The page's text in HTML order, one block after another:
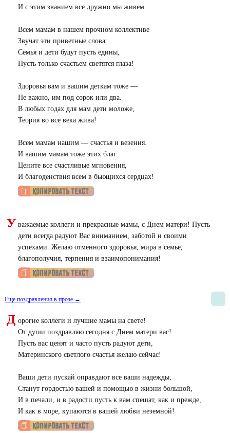
И с этим званием все дружно мы живем.
Всем мамам в нашем прочном коллективе
Звучат эти приветные слова:
Семья и дети будут пусть едины,
Пусть только счастьем светятся глаза!
Здоровья вам и вашим деткам тоже —
Не важно, им под сорок или два.
В любых годах для мам дети моложе,
Теория во все века жива!
Всем мамам нашим — счастья и везения.
И вашим мамам тоже этих благ.
Цените все счастливые мгновения,
И благоденствия всем в бьющихся сердцах!
У важаемые коллеги и прекрасные мамы, с Днем матери! Пусть
дети всегда радуют Вас вниманием, заботой и своими
успехами. Желаю отменного здоровья, мира в семье,
благополучия, терпения и взаимопонимания!
Еще поздравления в прозе →
Д орогие коллеги и лучшие мамы на свете!
От души поздравляю сегодня с Днем матери вас!
Пусть вас ценят и часто пусть радуют дети,
Материнского светлого счастья желаю сейчас!
Ваши дети пускай оправдают все ваши надежды,
Станут гордостью вашей и помощью в жизни большой,
И в печали, и в радости пусть к вам спешат, как и прежде,
И как в море, купаются в вашей любви неземной!